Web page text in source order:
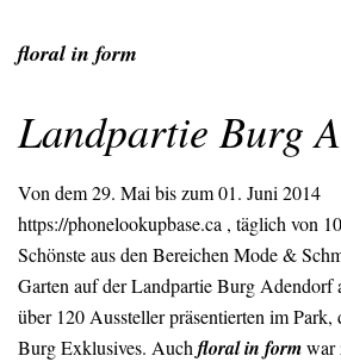
floral in form
Landpartie Burg
Von dem 29. Mai bis zum 01. Juni 2014
https://phonelookupbase.ca , täglich von
Schönste aus den Bereichen Mode &
Garten auf der Landpartie Burg Adendorf
über 120 Aussteller präsentierten im Park,
Burg Exklusives. Auch floral in formwar